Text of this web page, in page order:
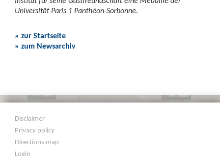
Universität Paris 1 Panthéon-Sorbonne.
» zur Startseite
» zum Newsarchiv
Disclaimer
Privacy policy
Directions map
Login